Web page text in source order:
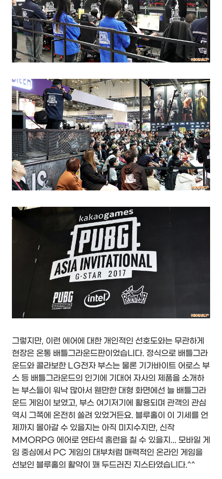
그렇지만, 이런 에어에 대한 개인적인 선호도와는 무관하게
현장은 온통 배틀그라운드판이었습니다. 정식으로 배틀그라
운드와 콜라보한 LG전자 부스는 물론 기가바이트 어로스 부
스 등 배틀그라운드의 인기에 기대어 자사의 제품을 소개하
는 부스들이 워낙 많아서 웬만한 대형 화면에선 늘 배틀그라
운드 게임이 보였고, 부스 여기저기에 활용되며 관객의 관심
역시 그쪽에 온전히 쏠려 있었거든요. 블루홀이 이 기세를 언
제까지 몰아갈 수 있을지는 아직 미지수지만, 신작
MMORPG 에어로 연타석 홈런을 칠 수 있을지... 모바일 게
임 중심에서 PC 게임의 대부처럼 매력적인 온라인 게임을
선보인 블루홀의 활약이 꽤 두드러진 지스타였습니다.^^